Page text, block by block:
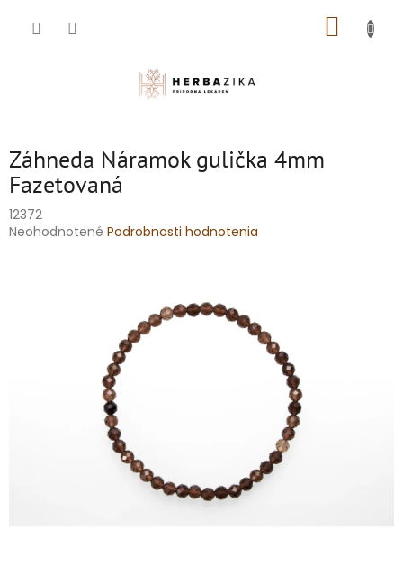
Záhneda Náramok gulička 4mm
Fazetovaná
12372
Priemerné
Neohodnotené Podrobnosti hodnotenia